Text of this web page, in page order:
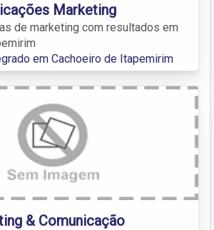
Marketing
de marketing com resultados em
em Cachoeiro de Itapemirim
& Comunicação